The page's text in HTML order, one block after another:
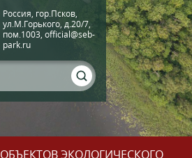
Россия, гор.Псков,
ул.М.Горького, д.20/7,
пом.1003, official@seb-
park.ru
ОБЪЕКТОВ ЭКОЛОГИЧЕСКОГО